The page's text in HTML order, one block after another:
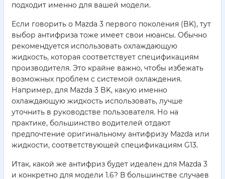
подходит именно для вашей модели.
Если говорить о Mazda 3 первого поколения (BK), тут
выбор антифриза тоже имеет свои нюансы. Обычно
рекомендуется использовать охлаждающую
жидкость, которая соответствует спецификациям
производителя. Это крайне важно, чтобы избежать
возможных проблем с системой охлаждения.
Например, для Mazda 3 BK, какую именно
охлаждающую жидкость использовать, лучше
уточнить в руководстве пользователя. Но на
практике, большинство водителей отдают
предпочтение оригинальному антифризу Mazda или
жидкости, соответствующей спецификациям G13.
Итак, какой же антифриз будет идеален для Mazda 3
и конкретно для модели 1.6? В большинстве случаев